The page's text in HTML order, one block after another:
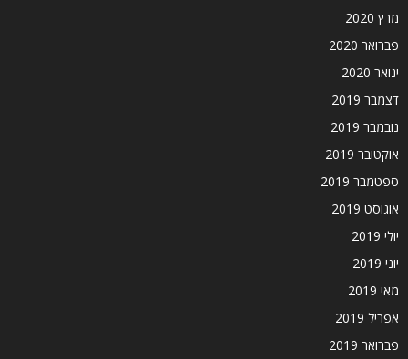
מרץ 2020
פברואר 2020
ינואר 2020
דצמבר 2019
נובמבר 2019
אוקטובר 2019
ספטמבר 2019
אוגוסט 2019
יולי 2019
יוני 2019
מאי 2019
אפריל 2019
פברואר 2019